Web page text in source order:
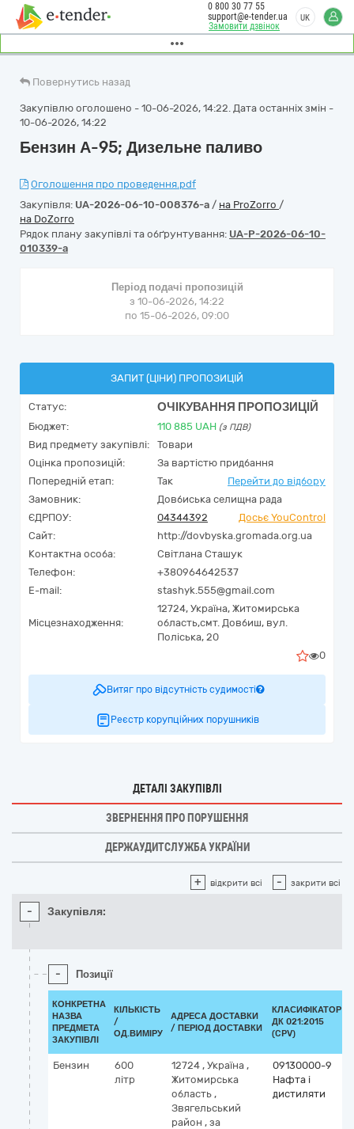
Замовити дзвінок
0 800 30 77 55
support@e-tender.ua
UK
Повернутись назад
Закупівлю оголошено - 10-06-2026, 14:22. Дата останніх змін -
10-06-2026, 14:22
Бензин А-95; Дизельне паливо
Оголошення про проведення.pdf
Закупівля: UA-2026-06-10-008376-a / на ProZorro /
на DoZorro
Рядок плану закупівлі та обґрунтування: UA-P-2026-06-10-
010339-a
Період подачі пропозицій
з 10-06-2026, 14:22
по 15-06-2026, 09:00
ЗАПИТ (ЦІНИ) ПРОПОЗИЦІЙ
Статус: ОЧІКУВАННЯ ПРОПОЗИЦІЙ
Бюджет: 110 885 UAH (з ПДВ)
Вид предмету закупівлі:
Товари
Оцінка пропозицій:
За вартістю придбання
Попередній етап:
Так
Перейти до відбору
Замовник:
Довбиська селищна рада
ЄДРПОУ:
04344392
Досьє YouControl
Сайт:
http://dovbyska.gromada.org.ua
Контактна особа:
Світлана Сташук
Телефон:
+380964642537
E-mail:
stashyk.555@gmail.com
Місцезнаходження:
12724, Україна, Житомирська
область,смт. Довбиш, вул.
Поліська, 20
0
Витяг про відсутність судимості
Реєстр корупційних порушників
ДЕТАЛІ ЗАКУПІВЛІ
ЗВЕРНЕННЯ ПРО ПОРУШЕННЯ
ДЕРЖАУДИТСЛУЖБА УКРАЇНИ
+ відкрити всі - закрити всі
- Закупівля:
- Позиції
КОНКРЕТНА
НАЗВА
ПРЕДМЕТА
ЗАКУПІВЛІ
КІЛЬКІСТЬ
/
ОД.ВИМІРУ
АДРЕСА ДОСТАВКИ
/ ПЕРІОД ДОСТАВКИ
КЛАСИФІКАТОР
ДК 021:2015
(CPV)
Бензин
600
літр
12724 , Україна ,
Житомирська
область ,
Звягельський
район , за
09130000-9
Нафта і
дистиляти